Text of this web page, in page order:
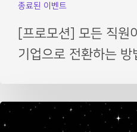
종료된 이벤트
[프로모션] 모든 직원
기업으로 전환하는 방